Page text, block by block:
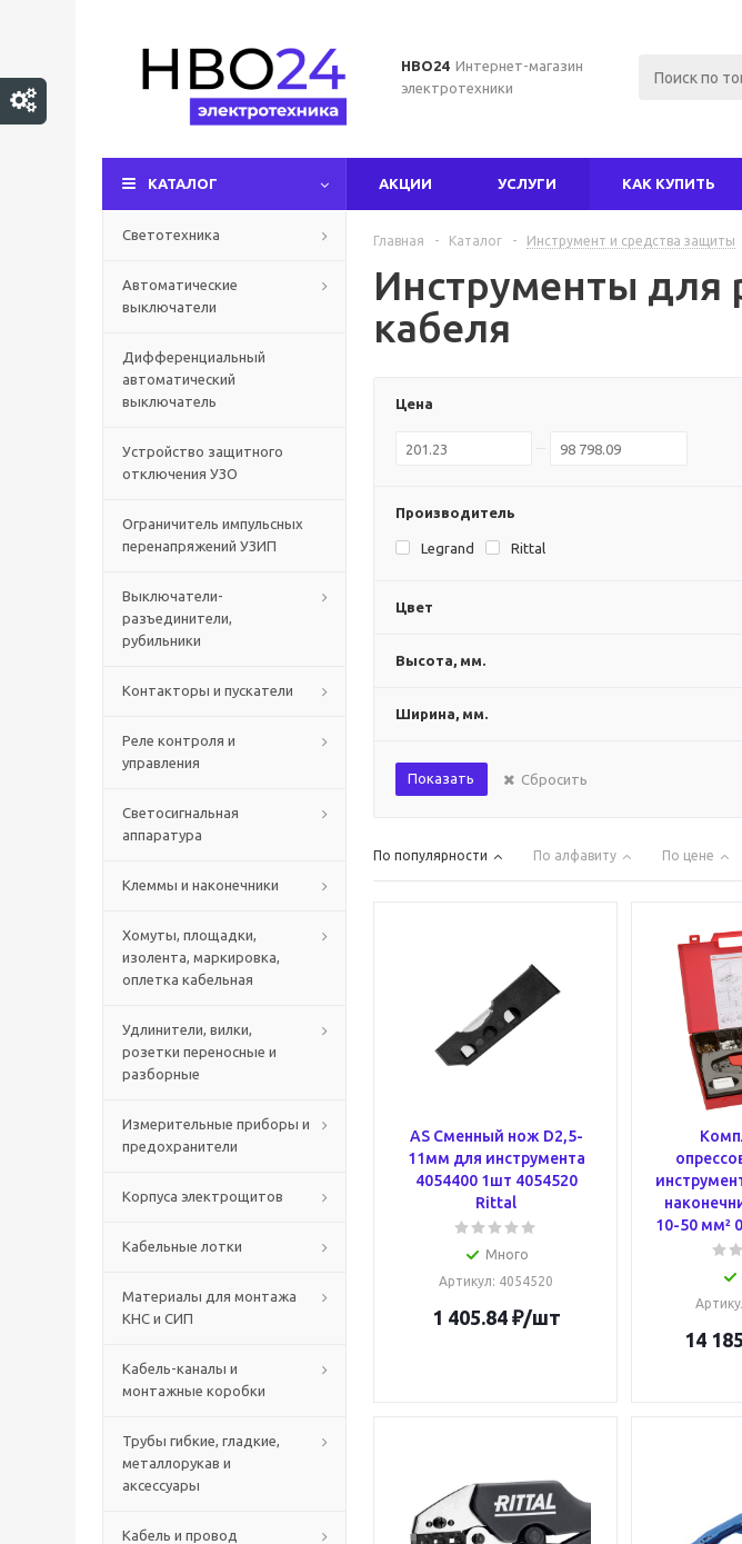
НВО24 Интернет-магазин
электротехники
КАТАЛОГ АКЦИИ УСЛУГИ КАК КУПИТЬ
Светотехника
Автоматические
выключатели
Дифференциальный
автоматический
выключатель
Устройство защитного
отключения УЗО
Ограничитель импульсных
перенапряжений УЗИП
Выключатели-
разъединители,
рубильники
Контакторы и пускатели
Реле контроля и
управления
Светосигнальная
аппаратура
Клеммы и наконечники
Хомуты, площадки,
изолента, маркировка,
оплетка кабельная
Удлинители, вилки,
розетки переносные и
разборные
Измерительные приборы и
предохранители
Корпуса электрощитов
Кабельные лотки
Материалы для монтажа
КНС и СИП
Кабель-каналы и
монтажные коробки
Трубы гибкие, гладкие,
металлорукав и
аксессуары
Кабель и провод
Главная - Каталог - Инструмент и средства защиты
Инструменты для
кабеля
Цена
Производитель
Legrand Rittal
Цвет
Высота, мм.
Ширина, мм.
Показать Сбросить
По популярности По алфавиту По цене
AS Сменный нож D2,5-
11мм для инструмента
4054400 1шт 4054520
Rittal
Много
Артикул: 4054520
1 405.84₽/шт
10-50 мм²
14